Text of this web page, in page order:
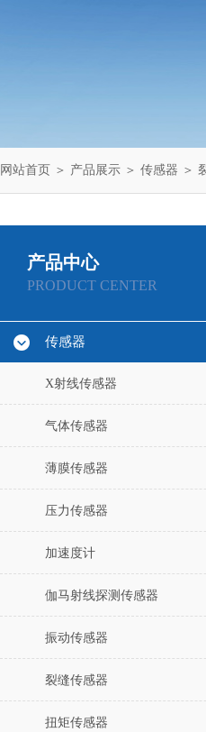
网站首页 ＞ 产品展示 ＞ 传感器 ＞
产品中心
PRODUCT CENTER
传感器
X射线传感器
气体传感器
薄膜传感器
压力传感器
加速度计
伽马射线探测传感器
振动传感器
裂缝传感器
扭矩传感器